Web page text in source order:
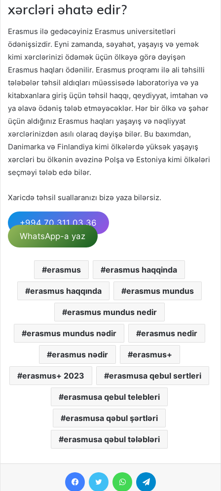
xərcləri əhatə edir?
Erasmus ilə gedəcəyiniz Erasmus universitetləri
ödənişsizdir. Eyni zamanda, səyahət, yaşayış və yemək
kimi xərclərinizi ödəmək üçün ölkəyə görə dəyişən
Erasmus haqları ödənilir. Erasmus proqramı ilə ali təhsilli
tələbələr təhsil aldıqları müəssisədə laboratoriya və ya
kitabxanlara giriş üçün təhsil haqqı, qeydiyyat, imtahan və
ya əlavə ödəniş tələb etməyəcəklər. Hər bir ölkə və şəhər
üçün aldığınız Erasmus haqları yaşayış və nəqliyyat
xərclərinizdən asılı olaraq dəyişə bilər. Bu baxımdan,
Danimarka və Finlandiya kimi ölkələrdə yüksək yaşayış
xərcləri bu ölkənin əvəzinə Polşa və Estoniya kimi ölkələri
seçməyi tələb edə bilər.
Xaricdə təhsil suallaranızı bizə yaza bilərsiz.
+994 70 311 03 36
WhatsApp-a yaz
erasmus erasmus haqqinda
erasmus haqqında erasmus mundus
erasmus mundus nedir
erasmus mundus nədir erasmus nedir
erasmus nədir erasmus+
erasmus+ 2023 erasmusa qebul sertleri
erasmusa qebul telebleri
erasmusa qəbul şərtləri
erasmusa qəbul tələbləri
FacebookTwitter WhatsApp